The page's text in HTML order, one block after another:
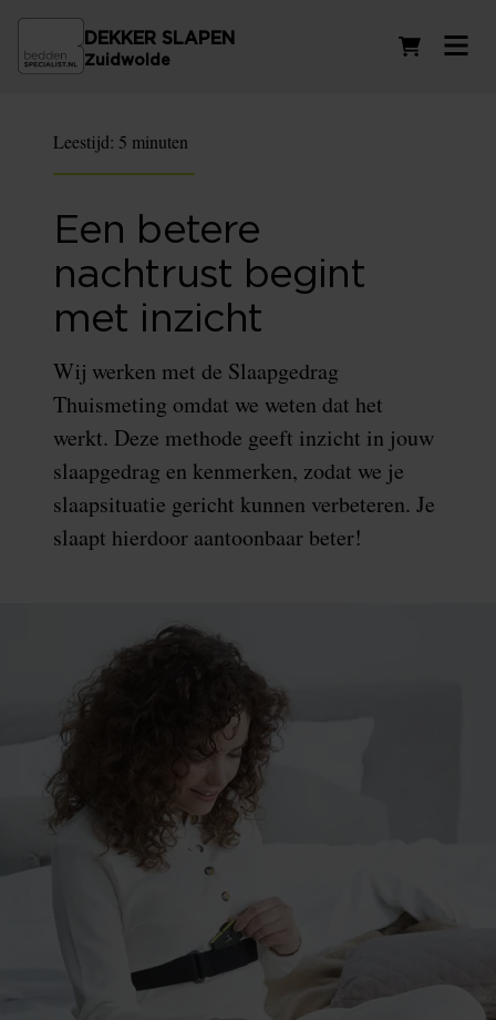
DEKKER SLAPEN
Zuidwolde
Leestijd: 5 minuten
Een betere
nachtrust begint
met inzicht
Wij werken met de Slaapgedrag
Thuismeting omdat we weten dat het
werkt. Deze methode geeft inzicht in jouw
slaapgedrag en kenmerken, zodat we je
slaapsituatie gericht kunnen verbeteren. Je
slaapt hierdoor aantoonbaar beter!